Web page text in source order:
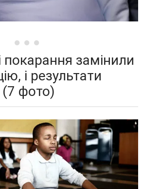
покарання замінили
і результати
фото)